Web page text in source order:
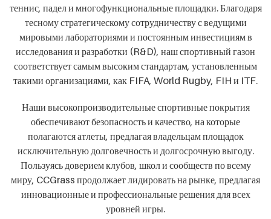
теннис, падел и многофункциональные площадки. Благодаря
тесному стратегическому сотрудничеству с ведущими
мировыми лабораториями и постоянным инвестициям в
исследования и разработки (R&D), наш спортивный газон
соответствует самым высоким стандартам, установленным
такими организациями, как FIFA, World Rugby, FIH и ITF.
Наши высокопроизводительные спортивные покрытия
обеспечивают безопасность и качество, на которые
полагаются атлеты, предлагая владельцам площадок
исключительную долговечность и долгосрочную выгоду.
Пользуясь доверием клубов, школ и сообществ по всему
миру, CCGrass продолжает лидировать на рынке, предлагая
инновационные и профессиональные решения для всех
уровней игры.